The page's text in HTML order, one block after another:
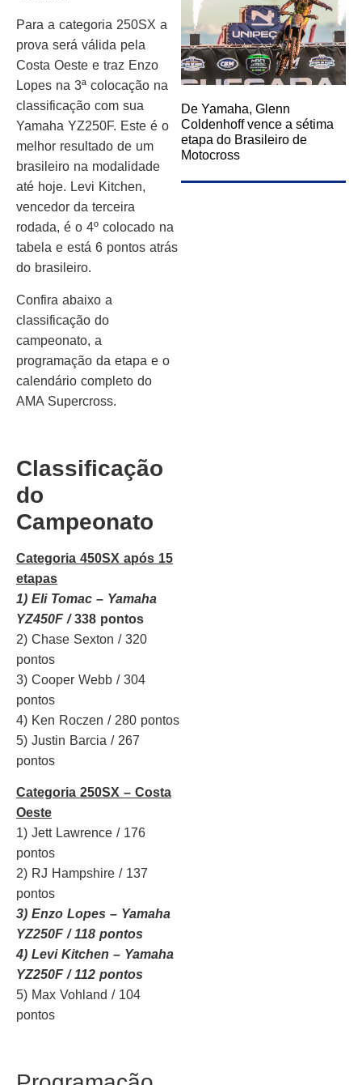
Para a categoria 250SX a
prova será válida pela
Costa Oeste e traz Enzo
Lopes na 3ª colocação na
classificação com sua
Yamaha YZ250F. Este é o
melhor resultado de um
brasileiro na modalidade
até hoje. Levi Kitchen,
vencedor da terceira
rodada, é o 4º colocado na
tabela e está 6 pontos atrás
do brasileiro.
Confira abaixo a
classificação do
campeonato, a
programação da etapa e o
calendário completo do
AMA Supercross.
Classificação
do
Campeonato
Categoria 450SX após 15
etapas
1) Eli Tomac – Yamaha
YZ450F /338 pontos
2) Chase Sexton / 320
pontos
3) Cooper Webb / 304
pontos
4) Ken Roczen / 280 pontos
5) Justin Barcia / 267
pontos
Categoria 250SX – Costa
Oeste
1) Jett Lawrence / 176
pontos
2) RJ Hampshire / 137
pontos
3) Enzo Lopes – Yamaha
YZ250F / 118 pontos
4) Levi Kitchen – Yamaha
YZ250F / 112 pontos
5) Max Vohland / 104
pontos
De Yamaha, Glenn
Coldenhoff vence a sétima
etapa do Brasileiro de
Motocross